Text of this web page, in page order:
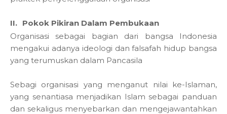
II. Pokok Pikiran Dalam Pembukaan
Organisasi sebagai bagian dari bangsa Indonesia
mengakui adanya ideologi dan falsafah hidup bangsa
yang terumuskan dalam Pancasila
Sebagi organisasi yang menganut nilai ke-Islaman,
yang senantiasa menjadikan Islam sebagai panduan
dan sekaligus menyebarkan dan mengejawantahkan